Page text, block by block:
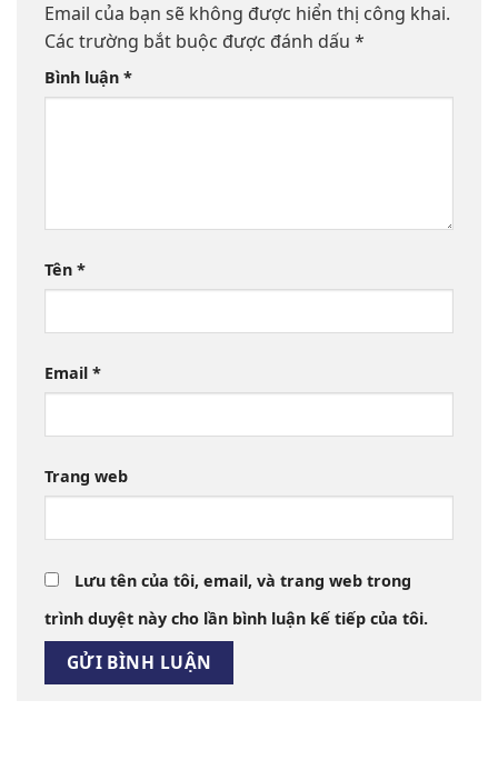
Email của bạn sẽ không được hiển thị công khai.
Các trường bắt buộc được đánh dấu *
Bình luận *
Tên *
Email *
Trang web
Lưu tên của tôi, email, và trang web trong
trình duyệt này cho lần bình luận kế tiếp của tôi.